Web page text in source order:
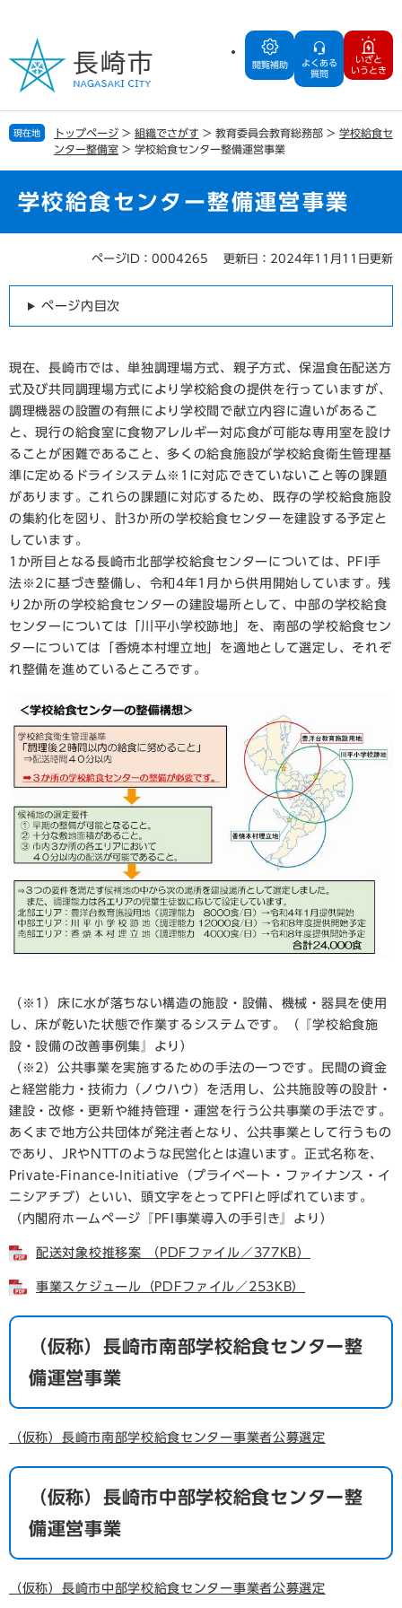
の
で
す
ー
ば
し
閲覧補助
よくある
質問
いざと
いうとき
現在地 トップページ > 組織でさがす > 教育委員会教育総務部 > 学校給食セ
ンター整備室 > 学校給食センター整備運営事業
学校給食センター整備運営事業
ページID：0004265 更新日：2024年11月11日更新
ページ内目次
現在、長崎市では、単独調理場方式、親子方式、保温食缶配送方
式及び共同調理場方式により学校給食の提供を行っていますが、
調理機器の設置の有無により学校間で献立内容に違いがあるこ
と、現行の給食室に食物アレルギー対応食が可能な専用室を設け
ることが困難であること、多くの給食施設が学校給食衛生管理基
準に定めるドライシステム※1に対応できていないこと等の課題
があります。これらの課題に対応するため、既存の学校給食施設
の集約化を図り、計3か所の学校給食センターを建設する予定と
しています。
1か所目となる長崎市北部学校給食センターについては、PFI手
法※2に基づき整備し、令和4年1月から供用開始しています。残
り2か所の学校給食センターの建設場所として、中部の学校給食
センターについては「川平小学校跡地」を、南部の学校給食セン
ターについては「香焼本村埋立地」を適地として選定し、それぞ
れ整備を進めているところです。
（※1）床に水が落ちない構造の施設・設備、機械・器具を使用
し、床が乾いた状態で作業するシステムです。（『学校給食施
設・設備の改善事例集』より）
（※2）公共事業を実施するための手法の一つです。民間の資金
と経営能力・技術力（ノウハウ）を活用し、公共施設等の設計・
建設・改修・更新や維持管理・運営を行う公共事業の手法です。
あくまで地方公共団体が発注者となり、公共事業として行うもの
であり、JRやNTTのような民営化とは違います。正式名称を、
Private-Finance-Initiative（プライベート・ファイナンス・イ
ニシアチブ）といい、頭文字をとってPFIと呼ばれています。
（内閣府ホームページ『PFI事業導入の手引き』より）
配送対象校推移案 （PDFファイル／377KB）
事業スケジュール（PDFファイル／253KB）
（仮称）長崎市南部学校給食センター整
備運営事業
（仮称）長崎市南部学校給食センター事業者公募選定
（仮称）長崎市中部学校給食センター整
備運営事業
（仮称）長崎市中部学校給食センター事業者公募選定